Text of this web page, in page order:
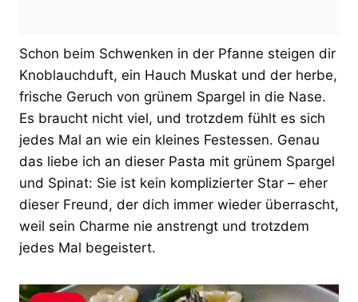
Schon beim Schwenken in der Pfanne steigen dir
Knoblauchduft, ein Hauch Muskat und der herbe,
frische Geruch von grünem Spargel in die Nase.
Es braucht nicht viel, und trotzdem fühlt es sich
jedes Mal an wie ein kleines Festessen. Genau
das liebe ich an dieser Pasta mit grünem Spargel
und Spinat: Sie ist kein komplizierter Star – eher
dieser Freund, der dich immer wieder überrascht,
weil sein Charme nie anstrengt und trotzdem
jedes Mal begeistert.